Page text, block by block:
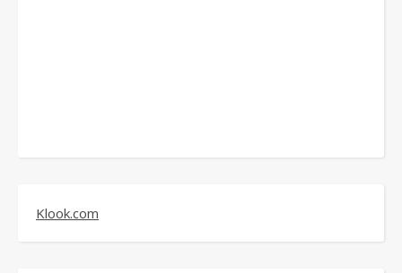
Klook.com